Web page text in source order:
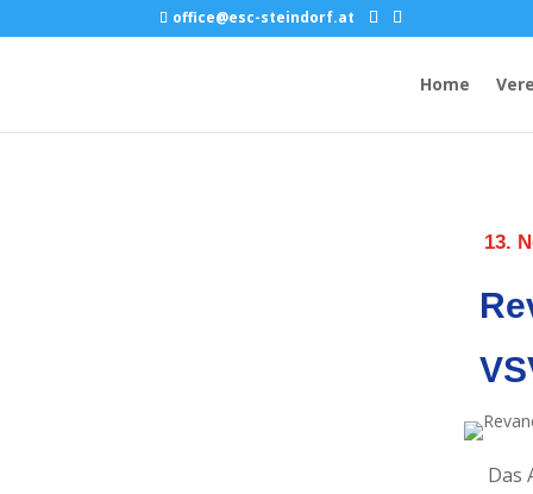
office@esc-steindorf.at
Home
13.
Das